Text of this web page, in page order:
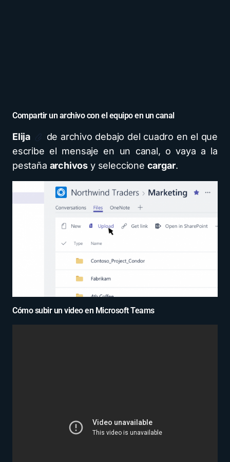
Compartir un archivo con el equipo en un canal
Elija
de archivo debajo del cuadro en el que
escribe el mensaje en un canal, o vaya a la
pestaña archivos y seleccione cargar.
Cómo subir un video en Microsoft Teams